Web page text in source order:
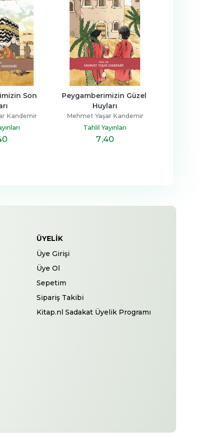
Peygamberimizin Güzel
Mehmet Yaşar Kandemir
Ebu Cendel'in Zincirleri
Mehmet Yaşar Kandemir
Tahlil Yayınları
ÜYELIK
Üye Girişi
Üye Ol
Sepetim
Sipariş Takibi
Kitap.nl Sadakat Üyelik Programı